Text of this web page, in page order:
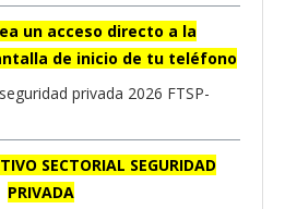
un acceso directo a la
de inicio de tu teléfono
SECTORIAL SEGURIDAD
PRIVADA